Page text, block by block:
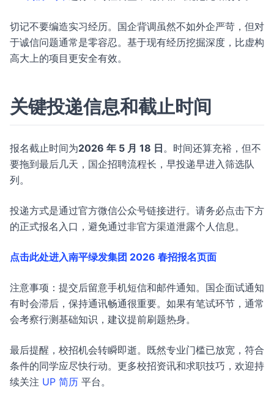
切记不要编造实习经历。国企背调虽然不如外企严苛，但对
于诚信问题通常是零容忍。基于现有经历挖掘深度，比虚构
高大上的项目更安全有效。
关键投递信息和截止时间
报名截止时间为2026 年 5 月 18 日。时间还算充裕，但不
要拖到最后几天，国企招聘流程长，早投递早进入筛选队
列。
投递方式是通过官方微信公众号链接进行。请务必点击下方
的正式报名入口，避免通过非官方渠道泄露个人信息。
点击此处进入南平绿发集团 2026 春招报名页面
注意事项：提交后留意手机短信和邮件通知。国企面试通知
有时会滞后，保持通讯畅通很重要。如果有笔试环节，通常
会考察行测基础知识，建议提前刷题热身。
最后提醒，校招机会转瞬即逝。既然专业门槛已放宽，符合
条件的同学应尽快行动。更多校招资讯和求职技巧，欢迎持
续关注 UP 简历 平台。